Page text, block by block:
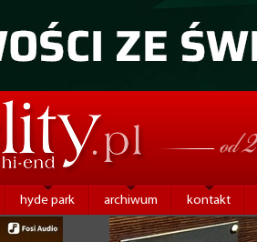
hyde park archiwum kontakt